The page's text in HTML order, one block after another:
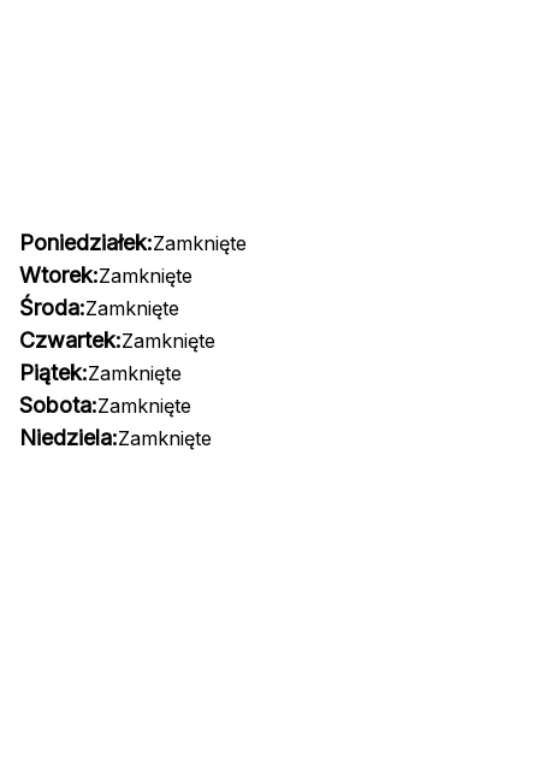
Poniedziałek:Zamknięte
Wtorek:Zamknięte
Środa:Zamknięte
Czwartek:Zamknięte
Piątek:Zamknięte
Sobota:Zamknięte
Niedziela:Zamknięte